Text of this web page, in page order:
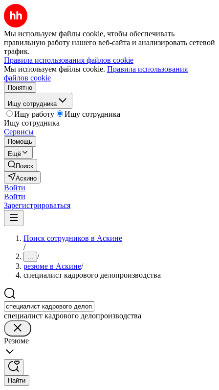
Мы используем файлы cookie, чтобы обеспечивать
правильную работу нашего веб-сайта и анализировать сетевой
трафик.
Правила использования файлов cookie
Мы используем файлы cookie. Правила использования
файлов cookie
Понятно
Ищу сотрудника
Ищу работу
Ищу сотрудника
Ищу сотрудника
Сервисы
Помощь
Ещё
Поиск
Аскино
Войти
Войти
Зарегистрироваться
Поиск сотрудников в Аскине
/
... /
резюме в Аскине/
специалист кадрового делопроизводства
специалист кадрового делопроизводства
Резюме
Найти